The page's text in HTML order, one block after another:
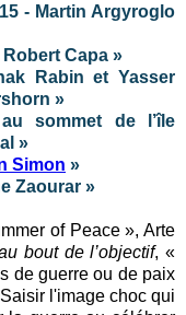
- Martin Argyroglo
Capa »
Rabin et Yasser
»
sommet de l’île
»
Simon »
Zaourar »
of Peace », Arte
bout de l’objectif, «
de guerre ou de paix
l'image choc qui